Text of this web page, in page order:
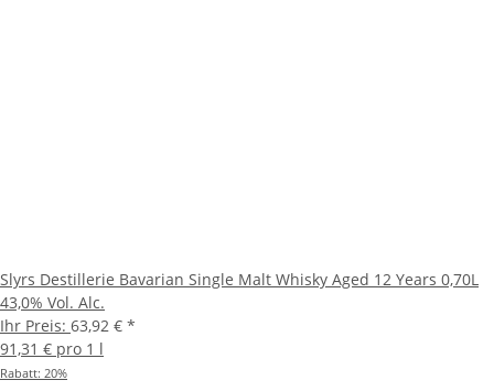
Slyrs Destillerie Bavarian Single Malt Whisky Aged 12 Years 0,70L
43,0% Vol. Alc.
Ihr Preis: 63,92 € *
91,31 € pro 1 l
Rabatt: 20%